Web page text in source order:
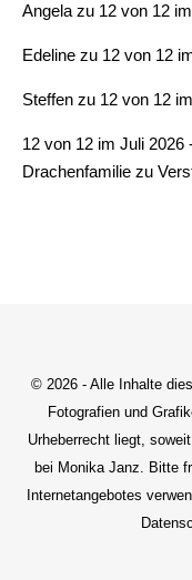
Angela zu 12 von 12
Edeline zu 12 von 12
Steffen zu 12 von 12
12 von 12 im Juli
Drachenfamilie zu
© 2026 - Alle Inhalte
Fotografien und
Urheberrecht liegt,
bei Monika Janz. Bitte
Internetangebotes